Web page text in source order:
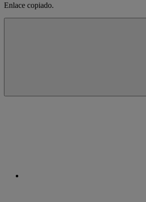
Enlace copiado.